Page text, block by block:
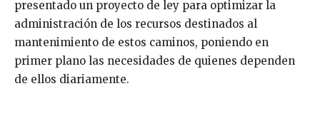
presentado un proyecto de ley para optimizar la
administración de los recursos destinados al
mantenimiento de estos caminos, poniendo en
primer plano las necesidades de quienes dependen
de ellos diariamente.